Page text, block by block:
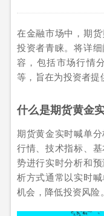
在金融市场中，期
投资者青睐。将详
容，包括市场行情
等，旨在为投资者提
什么是期货黄金
期货黄金实时喊单
行情、技术指标、
势进行实时分析和
析方式通常以实时
机会，降低投资风险。